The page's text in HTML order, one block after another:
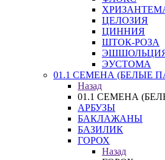
ЦЕЛОЗИЯ
ЦИННИЯ
ШТОК-РОЗА
ЭУСТОМА
01.1 СЕМЕНА (БЕЛЫЕ
Назад
01.1 СЕМЕНА
АРБУЗЫ
БАКЛАЖАНЫ
БАЗИЛИК
ГОРОХ
Назад